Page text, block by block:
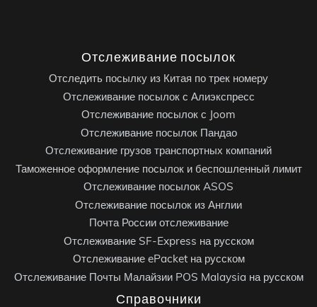
Отслеживание посылок
Отследить посылку из Китая по трек номеру
Отслеживание посылок с Алиэкспресс
Отслеживание посылок с Joom
Отслеживание посылок Пандао
Отслеживание грузов транспортных компаний
Таможенное оформление посылок и беспошленный лимит
Отслеживание посылок ASOS
Отслеживание посылок из Англии
Почта России отслеживание
Отслеживание SF-Express на русском
Отслеживание ePacket на русском
Отслеживание Почты Малайзии POS Malaysia на русском
Справочники